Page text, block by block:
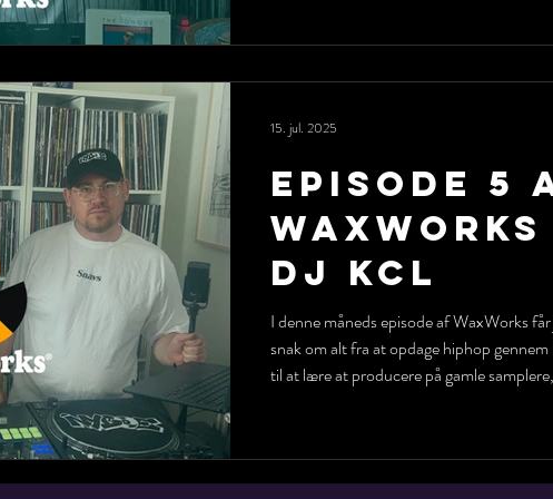
fra Storbritannien og endda optræde i
Episode 5
WaxWorks
DJ KCL
I denne måneds episode af WaxWorks
snak om alt fra at opdage hiphop
til at lære at producere på gamle
15. jul. 2025